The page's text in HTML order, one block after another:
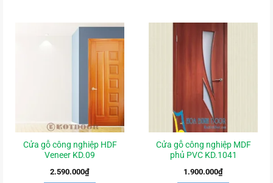
Cửa gỗ công nghiệp HDF
Veneer KD.09
2.590.000₫
Cửa gỗ công nghiệp MDF
phủ PVC KD.1041
1.900.000₫